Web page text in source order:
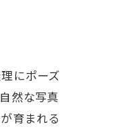
にポーズ
然な写真
育まれる